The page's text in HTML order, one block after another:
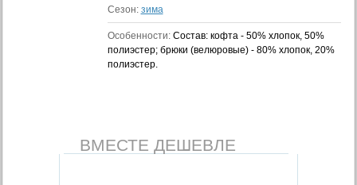
Сезон: зима
Особенности: Состав: кофта - 50% хлопок, 50%
полиэстер; брюки (велюровые) - 80% хлопок, 20%
полиэстер.
ВМЕСТЕ ДЕШЕВЛЕ